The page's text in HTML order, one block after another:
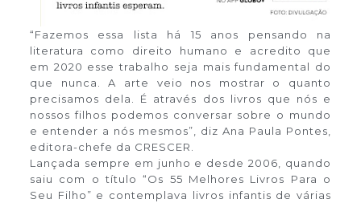
“Fazemos essa lista há 15 anos pensando na
literatura como direito humano e acredito que
em 2020 esse trabalho seja mais fundamental do
que nunca. A arte veio nos mostrar o quanto
precisamos dela. É através dos livros que nós e
nossos filhos podemos conversar sobre o mundo
e entender a nós mesmos”, diz Ana Paula Pontes,
editora-chefe da CRESCER.
Lançada sempre em junho e desde 2006, quando
saiu com o título “Os 55 Melhores Livros Para o
Seu Filho” e contemplava livros infantis de várias